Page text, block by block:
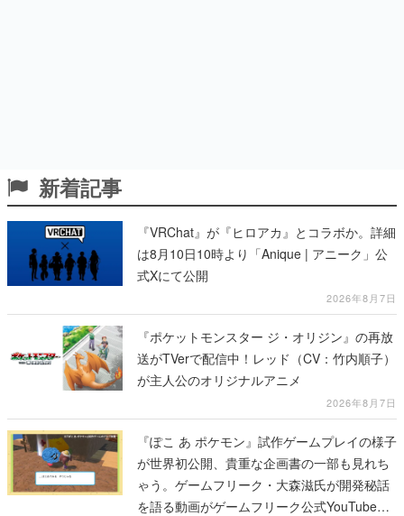
新着記事
『VRChat』が『ヒロアカ』とコラボか。詳細
は8月10日10時より「Anique | アニーク」公
式Xにて公開
2026年8月7日
『ポケットモンスター ジ・オリジン』の再放
送がTVerで配信中！レッド（CV：竹内順子）
が主人公のオリジナルアニメ
2026年8月7日
『ぽこ あ ポケモン』試作ゲームプレイの様子
が世界初公開、貴重な企画書の一部も見れち
ゃう。ゲームフリーク・大森滋氏が開発秘話
を語る動画がゲームフリーク公式YouTubeで